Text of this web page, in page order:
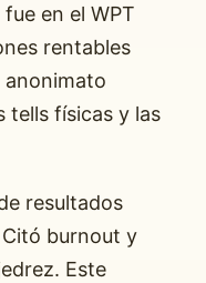
en el WPT
rentables
anonimato
tells físicas y las
resultados
burnout y
Este